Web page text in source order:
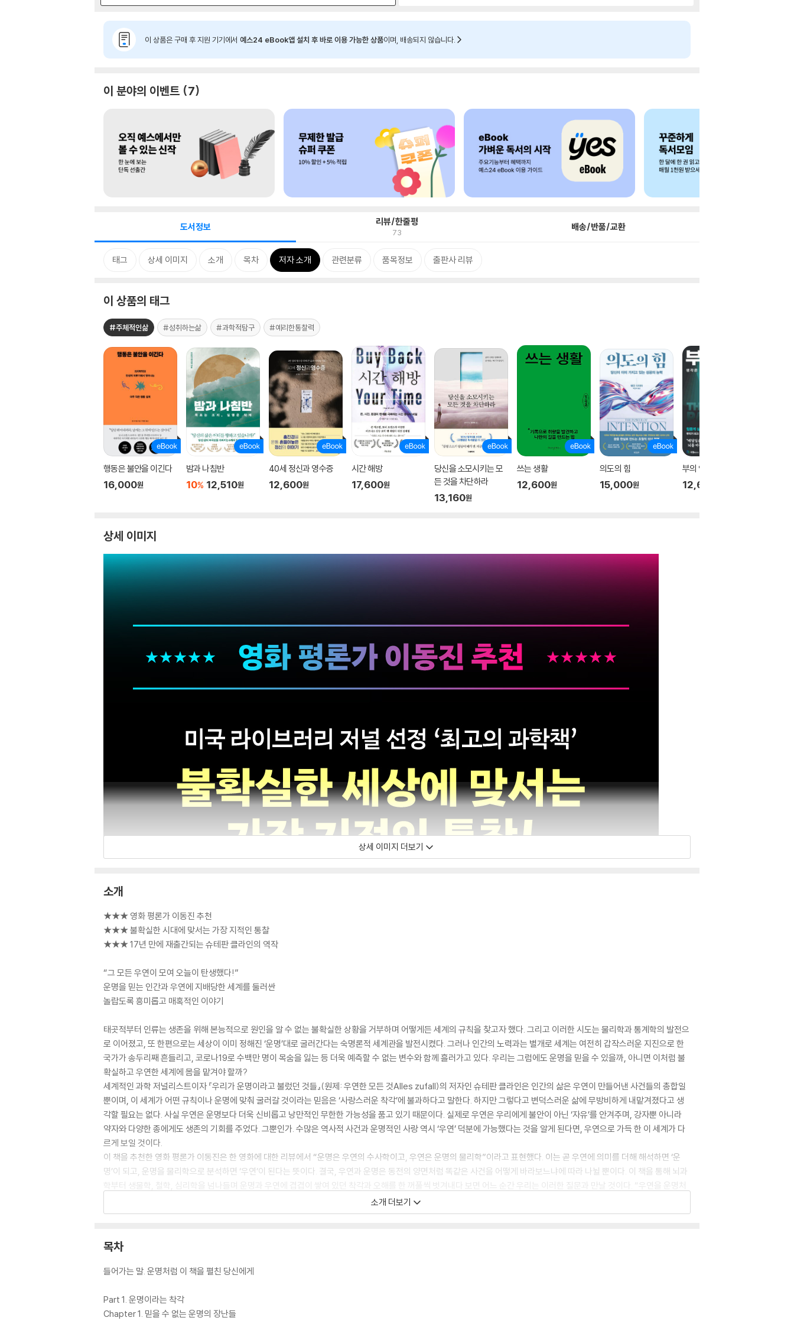
이 상품은 구매 후 지원 기기에서 예스24 eBook앱 설치 후 바로 이용 가능한 상품이며, 배송되지 않습니다.
이 분야의 이벤트 7
도서정보 리뷰/한줄평
73 배송/반품/교환
태그 상세 이미지 소개 목차 저자 소개 관련분류 품목정보 출판사 리뷰
이 상품의 태그
#주체적인삶 #성취하는삶 #과학적탐구 #예리한통찰력
행동은 불안을 이긴다
16,000원
밤과 나침반
10% 12,510원
40세 정신과 영수증
12,600원
시간 해방
17,600원
당신을 소모시키는 모
든 것을 차단하라
13,160원
쓰는 생활
12,600원
의도의 힘
15,000원
부의 역설
12,600
상세 이미지
상세 이미지 더보기
소개
★★★ 영화 평론가 이동진 추천
★★★ 불확실한 시대에 맞서는 가장 지적인 통찰
★★★ 17년 만에 재출간되는 슈테판 클라인의 역작
“그 모든 우연이 모여 오늘이 탄생했다!”
운명을 믿는 인간과 우연에 지배당한 세계를 둘러싼
놀랍도록 흥미롭고 매혹적인 이야기
태곳적부터 인류는 생존을 위해 본능적으로 원인을 알 수 없는 불확실한 상황을 거부하며 어떻게든 세계의 규칙을 찾고자 했다. 그리고 이러한 시도는 물리학과 통계학의 발전으
로 이어졌고, 또 한편으로는 세상이 이미 정해진 ‘운명’대로 굴러간다는 숙명론적 세계관을 발전시켰다. 그러나 인간의 노력과는 별개로 세계는 여전히 갑작스러운 지진으로 한
국가가 송두리째 흔들리고, 코로나19로 수백만 명이 목숨을 잃는 등 더욱 예측할 수 없는 변수와 함께 흘러가고 있다. 우리는 그럼에도 운명을 믿을 수 있을까, 아니면 이처럼 불
확실하고 우연한 세계에 몸을 맡겨야 할까?
세계적인 과학 저널리스트이자 『우리가 운명이라고 불렀던 것들』(원제: 우연한 모든 것Alles zufall)의 저자인 슈테판 클라인은 인간의 삶은 우연이 만들어낸 사건들의 총합일
뿐이며, 이 세계가 어떤 규칙이나 운명에 맞춰 굴러갈 것이라는 믿음은 ‘사랑스러운 착각’에 불과하다고 말한다. 하지만 그렇다고 변덕스러운 삶에 무방비하게 내맡겨졌다고 생
각할 필요는 없다. 사실 우연은 운명보다 더욱 신비롭고 낭만적인 무한한 가능성을 품고 있기 때문이다. 실제로 우연은 우리에게 불안이 아닌 ‘자유’를 안겨주며, 강자뿐 아니라
약자와 다양한 종에게도 생존의 기회를 주었다. 그뿐인가. 수많은 역사적 사건과 운명적인 사랑 역시 ‘우연’ 덕분에 가능했다는 것을 알게 된다면, 우연으로 가득 한 이 세계가 다
르게 보일 것이다.
이 책을 추천한 영화 평론가 이동진은 한 영화에 대한 리뷰에서 “운명은 우연의 수사학이고, 우연은 운명의 물리학”이라고 표현했다. 이는 곧 우연에 의미를 더해 해석하면 ‘운
명’이 되고, 운명을 물리학으로 분석하면 ‘우연’이 된다는 뜻이다. 결국, 우연과 운명은 동전의 양면처럼 똑같은 사건을 어떻게 바라보느냐에 따라 나뉠 뿐이다. 이 책을 통해 뇌과
학부터 생물학, 철학, 심리학을 넘나들며 운명과 우연에 겹겹이 쌓여 있던 착각과 오해를 한 꺼풀씩 벗겨내다 보면 어느 순간 우리는 이러한 질문과 만날 것이다. “우연을 운명처
럼 만드는 것은 신인가 나 자신인가?” “나는 어쩌다 한번 내리는 비를 피하려, 스스로 운명이라는 틀에 갇혀 살고 있지 않은가?” 출간 이후 “일상적인 통념을 깨트리고 집단적 오
류를 깨트린다”라는 호평을 얻으며 미국 라이브러리 저널이 선정한 ‘최고의 과학책’에 오른 이 책은, 세상을 바라보는 폭넓은 시야를 제공하며, 불확실한 시대에서 끝없는 불안과
소개 더보기
목차
들어가는 말. 운명처럼 이 책을 펼친 당신에게
Part 1. 운명이라는 착각
Chapter 1. 믿을 수 없는 운명의 장난들